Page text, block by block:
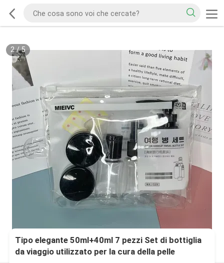
2/5
Tipo elegante 50ml+40ml 7 pezzi Set di bottiglia
da viaggio utilizzato per la cura della pelle